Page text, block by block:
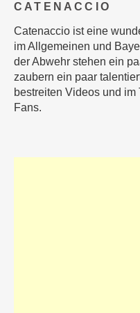
CATENACCIO
Catenaccio ist eine
im Allgemeinen und
der Abwehr stehen ein
zaubern ein paar
bestreiten Videos und im
Fans.